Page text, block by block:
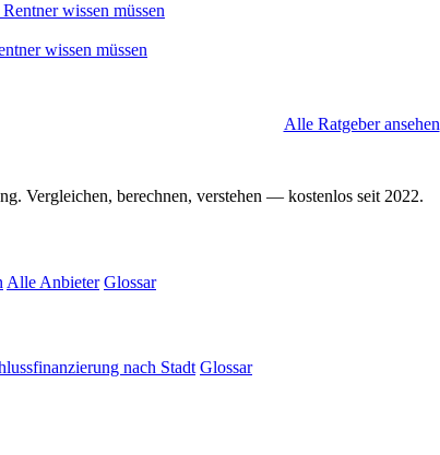
wissen müssen
Alle Ratgeber ansehen
Vergleichen, berechnen, verstehen — kostenlos seit 2022.
Alle Anbieter Glossar
nach Stadt Glossar